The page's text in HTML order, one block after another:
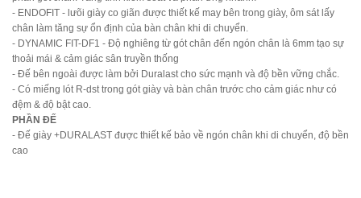
- ENDOFIT - lưõi giày co giãn được thiết kế may bên trong giày, ôm sát lấy
chân làm tăng sự ổn định của bàn chân khi di chuyển.
- DYNAMIC FIT-DF1 - Độ nghiêng từ gót chân đến ngón chân là 6mm tạo sự
thoải mái & cảm giác sân truyền thống
- Đế bên ngoài được làm bởi Duralast cho sức mạnh và độ bền vững chắc.
- Có miếng lót R-dst trong gót giày và bàn chân trước cho cảm giác như có
đệm & độ bật cao.
PHẦN ĐẾ
- Đế giày +DURALAST được thiết kế bảo về ngón chân khi di chuyển, độ bền
cao